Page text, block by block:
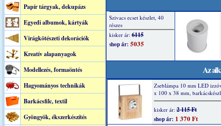
Papír tárgyak, dekupázs
Egyedi albumok, kártyák
Virágkötészeti dekorációk
Kreatív alapanyagok
Modellezés, formaöntés
Hagyományos technikák
Barkácsfilc, textil
Gyöngyök, ékszerkészítés
Az
Zseblámpa 10 mm LED
x 100 x 38 mm,
kisker ár:2 115 Ft
shop ár: 1 370 Ft